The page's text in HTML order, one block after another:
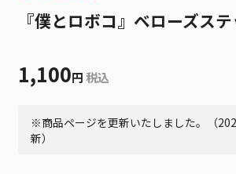
『僕とロボコ』ベローズス
1,100円 税込
※商品ページを更新いたしました。（
新）